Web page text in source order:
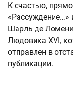
К счастью,
«Рассуждение…»
Шарль де
Людовика XVI,
отправлен в
публикации.